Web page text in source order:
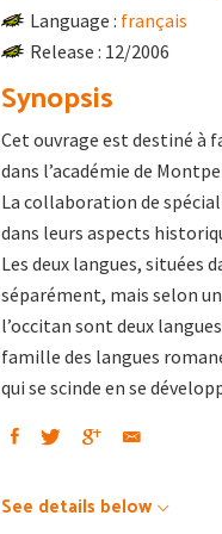
Language : français
Release : 12/2006
Synopsis
Cet ouvrage est destiné à
dans l’académie de
La collaboration de
dans leurs aspects
Les deux langues, situées
séparément, mais selon
l’occitan sont deux
famille des langues
qui se scinde en se
See details below